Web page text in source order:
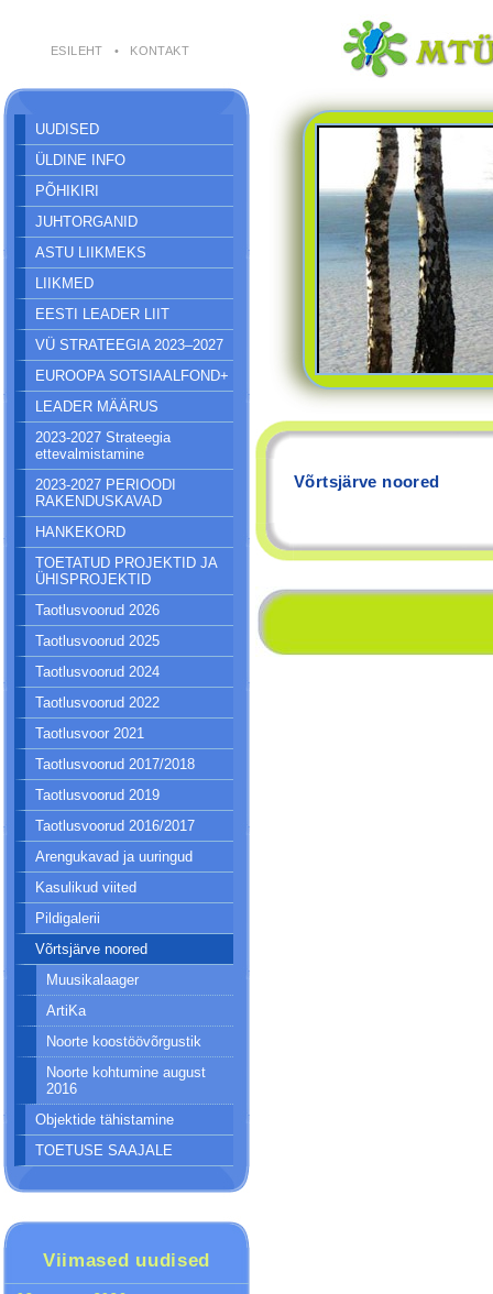
ESILEHT • KONTAKT
UUDISED
ÜLDINE INFO
PÕHIKIRI
JUHTORGANID
ASTU LIIKMEKS
LIIKMED
EESTI LEADER LIIT
VÜ STRATEEGIA 2023–2027
EUROOPA SOTSIAALFOND+
LEADER MÄÄRUS
2023-2027 Strateegia
ettevalmistamine
2023-2027 PERIOODI
RAKENDUSKAVAD
HANKEKORD
TOETATUD PROJEKTID JA
ÜHISPROJEKTID
Taotlusvoorud 2026
Taotlusvoorud 2025
Taotlusvoorud 2024
Taotlusvoorud 2022
Taotlusvoor 2021
Taotlusvoorud 2017/2018
Taotlusvoorud 2019
Taotlusvoorud 2016/2017
Arengukavad ja uuringud
Kasulikud viited
Pildigalerii
Võrtsjärve noored
Muusikalaager
ArtiKa
Noorte koostöövõrgustik
Noorte kohtumine august
2016
Objektide tähistamine
TOETUSE SAAJALE
Viimased uudised
Võrtsjärve noored